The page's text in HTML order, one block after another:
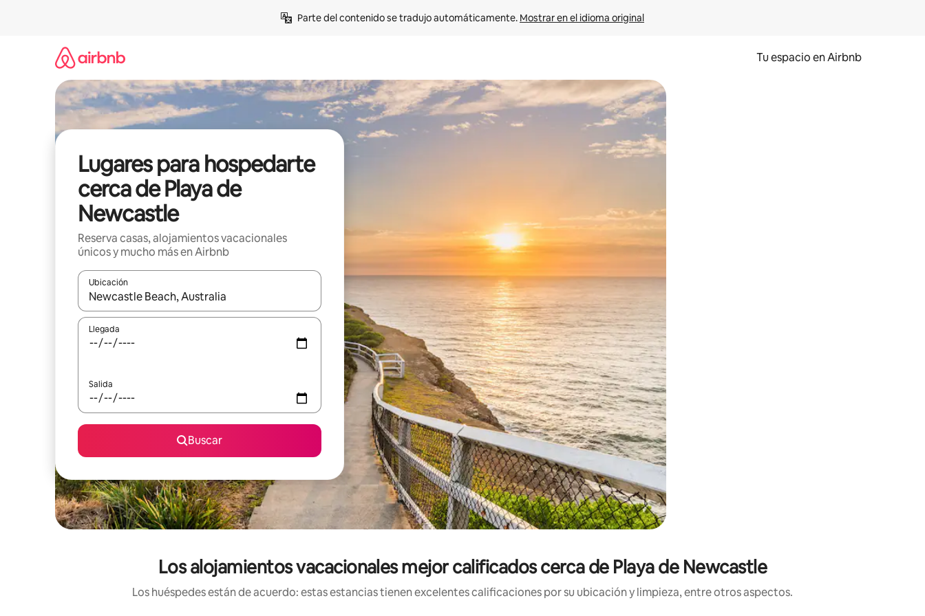
Parte del contenido se tradujo automáticamente. Mostrar en el idioma original
Tu espacio en Airbnb
Lugares para hospedarte
cerca de Playa de
Newcastle
Reserva casas, alojamientos vacacionales
únicos y mucho más en Airbnb
Ubicación
Cuando los resultados estén disponibles, podrás navegar usando las teclas de las flechas hacia arriba y hacia abajo, o bien tocando y deslizando la pantalla.
Llegada
Salida
Buscar
Los alojamientos vacacionales mejor calificados cerca de Playa de Newcastle
Los huéspedes están de acuerdo: estas estancias tienen excelentes calificaciones por su ubicación y limpieza, entre otros aspectos.